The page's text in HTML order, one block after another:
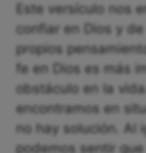
Este versículo nos
confiar en Dios y
propios
fe en Dios es más
obstáculo en la
encontramos en
no hay solución. Al
podemos sentir